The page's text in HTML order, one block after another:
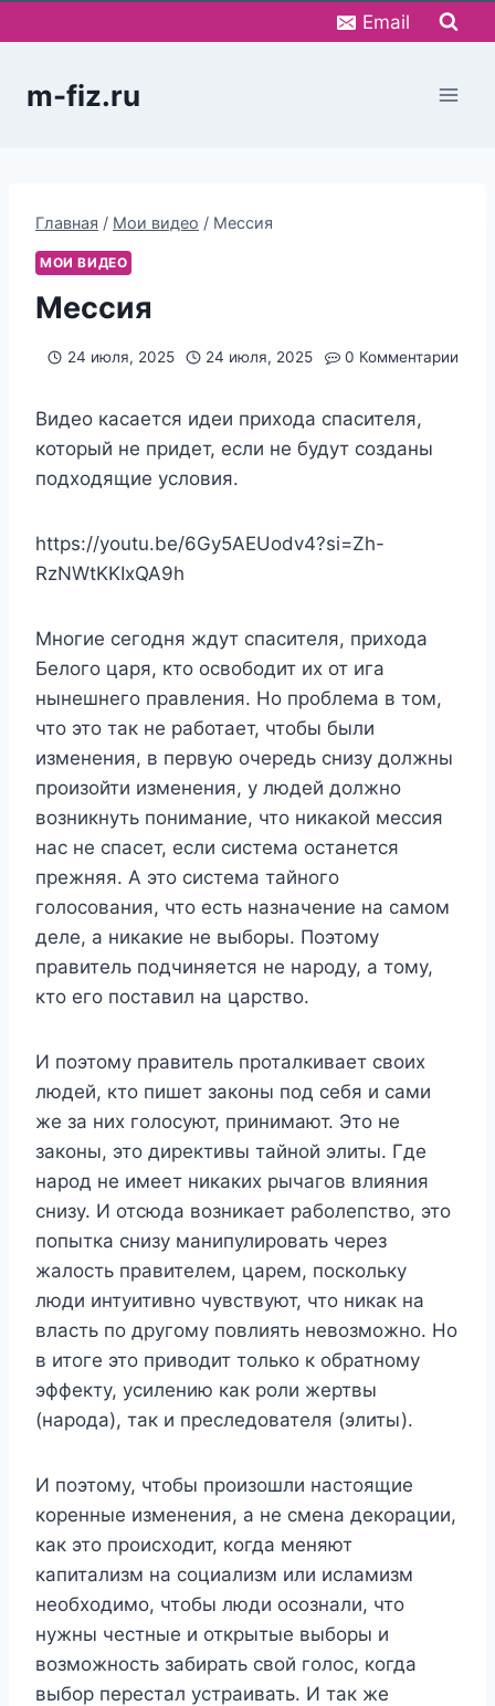
к
Email
m-fiz.ru
Главная / Мои видео / Мессия
МОИ ВИДЕО
Мессия
24 июля, 2025 24 июля, 2025 0 Комментарии
Видео касается идеи прихода спасителя,
который не придет, если не будут созданы
подходящие условия.
https://youtu.be/6Gy5AEUodv4?si=Zh-
RzNWtKKIxQA9h
Многие сегодня ждут спасителя, прихода
Белого царя, кто освободит их от ига
нынешнего правления. Но проблема в том,
что это так не работает, чтобы были
изменения, в первую очередь снизу должны
произойти изменения, у людей должно
возникнуть понимание, что никакой мессия
нас не спасет, если система останется
прежняя. А это система тайного
голосования, что есть назначение на самом
деле, а никакие не выборы. Поэтому
правитель подчиняется не народу, а тому,
кто его поставил на царство.
И поэтому правитель проталкивает своих
людей, кто пишет законы под себя и сами
же за них голосуют, принимают. Это не
законы, это директивы тайной элиты. Где
народ не имеет никаких рычагов влияния
снизу. И отсюда возникает раболепство, это
попытка снизу манипулировать через
жалость правителем, царем, поскольку
люди интуитивно чувствуют, что никак на
власть по другому повлиять невозможно. Но
в итоге это приводит только к обратному
эффекту, усилению как роли жертвы
(народа), так и преследователя (элиты).
И поэтому, чтобы произошли настоящие
коренные изменения, а не смена декорации,
как это происходит, когда меняют
капитализм на социализм или исламизм
необходимо, чтобы люди осознали, что
нужны честные и открытые выборы и
возможность забирать свой голос, когда
выбор перестал устраивать. И так же